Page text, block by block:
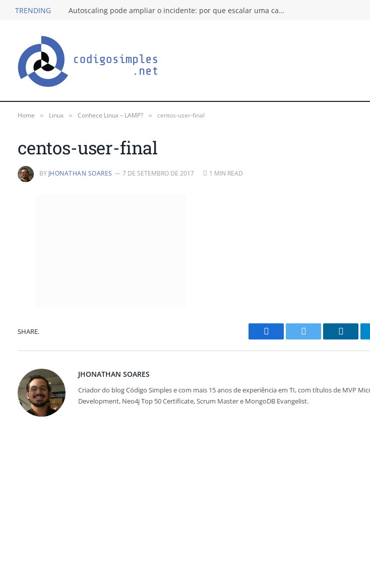
TRENDING Autoscaling pode ampliar o incidente: por que escalar uma camada não aumenta a capacidade do sistema inteiro
Home » Linux » Conhece Linux – LAMP? » centos-user-final
centos-user-final
BY JHONATHAN SOARES 7 DE SETEMBRO DE 2017 1 MIN READ
SHARE.
Facebook Twitter
JHONATHAN SOARES
Criador do blog Código Simples e com mais 15 anos de experiência em TI, com títulos de MVP
Development, Neo4j Top 50 Certificate, Scrum Master e MongoDB Evangelist.